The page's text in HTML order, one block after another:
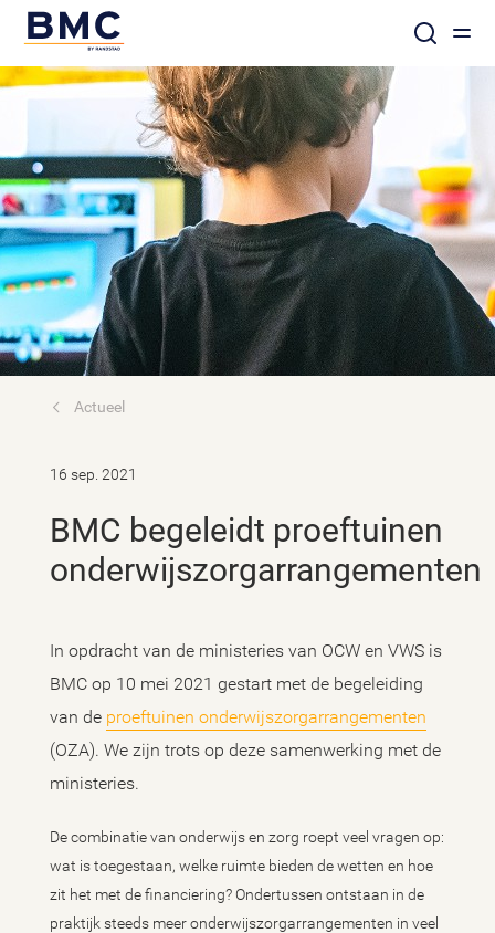
Actueel
16 sep. 2021
BMC begeleidt proeftuinen
onderwijszorgarrangementen
In opdracht van de ministeries van OCW en VWS is
BMC op 10 mei 2021 gestart met de begeleiding
van de proeftuinen onderwijszorgarrangementen
(OZA). We zijn trots op deze samenwerking met de
ministeries.
De combinatie van onderwijs en zorg roept veel vragen op:
wat is toegestaan, welke ruimte bieden de wetten en hoe
zit het met de financiering? Ondertussen ontstaan in de
praktijk steeds meer onderwijszorgarrangementen in veel